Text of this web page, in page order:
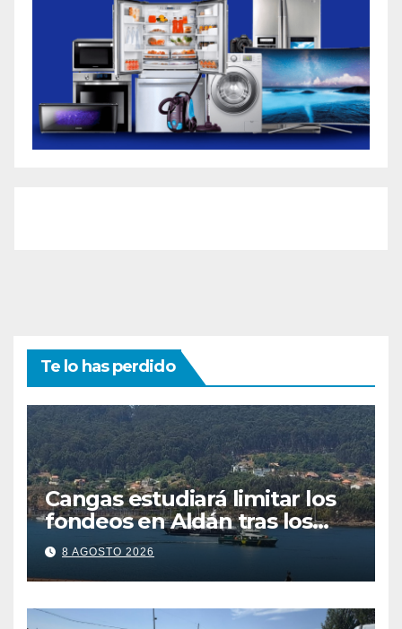
Te lo has perdido
Cangas estudiará limitar los
fondeos en Aldán tras los
últimos episodios de
contaminación en O Con
8 AGOSTO 2026